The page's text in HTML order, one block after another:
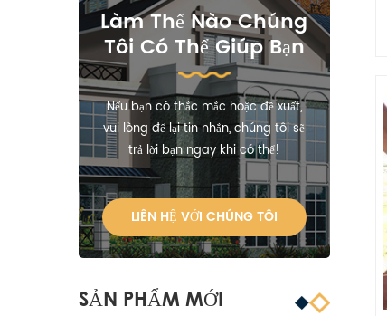
Làm Thế Nào Chúng
Tôi Có Thể Giúp Bạn
Nếu bạn có thắc mắc hoặc đề xuất,
vui lòng để lại tin nhắn, chúng tôi sẽ
trả lời bạn ngay khi có thể!
LIÊN HỆ VỚI CHÚNG TÔI
SẢN PHẨM MỚI